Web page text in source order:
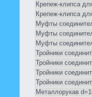
Крепеж-клипса
Крепеж-клипса
Муфты
Муфты
Муфты
Тройники
Тройники
Тройники
Тройники
Металлорукав